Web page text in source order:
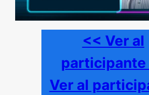
<< Ver al
participante
Ver al